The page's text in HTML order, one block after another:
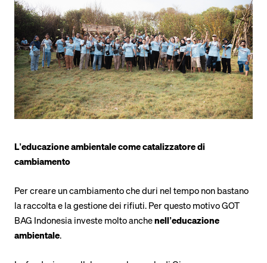
L’educazione ambientale come catalizzatore di
cambiamento
Per creare un cambiamento che duri nel tempo non bastano
la raccolta e la gestione dei rifiuti. Per questo motivo GOT
BAG Indonesia investe molto anchenell’educazione
ambientale.